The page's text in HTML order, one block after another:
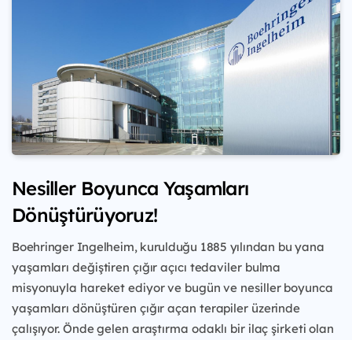
Nesiller Boyunca Yaşamları
Dönüştürüyoruz!
Boehringer Ingelheim, kurulduğu 1885 yılından bu yana
yaşamları değiştiren çığır açıcı tedaviler bulma
misyonuyla hareket ediyor ve bugün ve nesiller boyunca
yaşamları dönüştüren çığır açan terapiler üzerinde
çalışıyor. Önde gelen araştırma odaklı bir ilaç şirketi olan